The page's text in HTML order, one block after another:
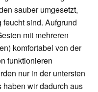
sauber umgesetzt,
sind. Aufgrund
mit mehreren
komfortabel von der
funktionieren
nur in der untersten
haben wir dadurch aus